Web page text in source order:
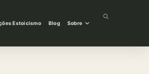
Estoicismo Blog Sobre
Alternar